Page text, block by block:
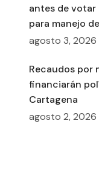
antes de
para manejo
agosto 3, 2026
Recaudos por
financiarán
Cartagena
agosto 2, 2026